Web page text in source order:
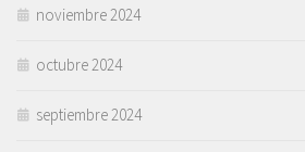
noviembre 2024
octubre 2024
septiembre 2024